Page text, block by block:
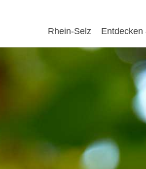
Rhein-Selz Entdecken